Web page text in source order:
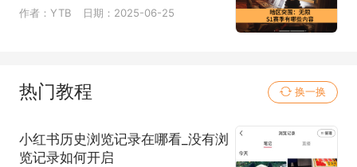
作者：YTB 日期：2025-06-25
热门教程 换一换
小红书历史浏览记录在哪看_没有浏
览记录如何开启